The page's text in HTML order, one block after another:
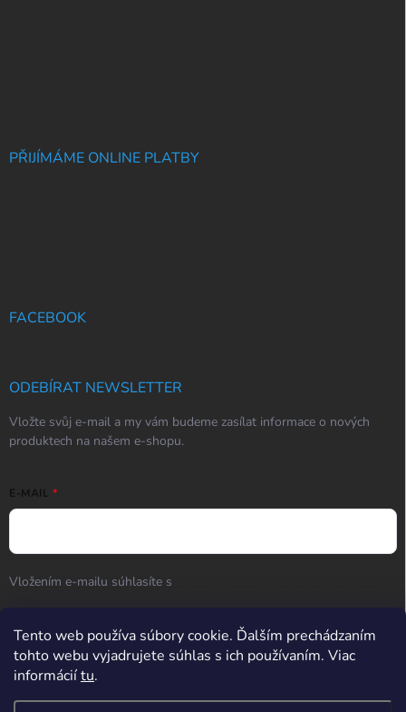
Tento web používa súbory cookie. Ďalším prechádzaním
tohto webu vyjadrujete súhlas s ich používaním. Viac
informáciítu.
PŘIJÍMÁME ONLINE PLATBY
FACEBOOK
ODEBÍRAT NEWSLETTER
Vložte svůj e-mail a my vám budeme zasílat informace o nových
produktech na našem e-shopu.
E-MAIL
Vložením e-mailu súhlasíte s
Přihlásit se
Hodnotenie obchodu